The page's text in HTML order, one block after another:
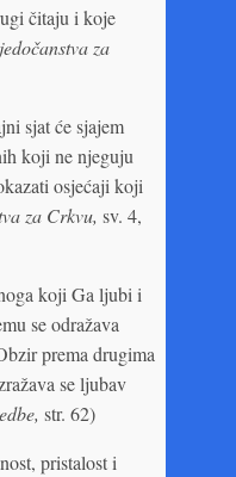
čitaju i koje
za
sjat će sjajem
koji ne njeguju
osjećaji koji
za Crkvu, sv. 4,
koji Ga ljubi i
se odražava
prema drugima
se ljubav
str. 62)
pristalost i